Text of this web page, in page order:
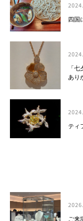
四国
「
あり
ティ
ご来